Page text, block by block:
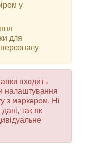
у
для
персоналу
входить
налаштування
з маркером. Ні
так як